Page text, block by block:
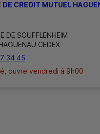
DE CREDIT MUTUEL
DE SOUFFLENHEIM
CEDEX
34 45
ouvre vendredi à 9h00